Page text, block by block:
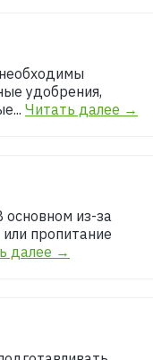
удобрения,
Читать далее →
основном из-за
пропитание
далее →